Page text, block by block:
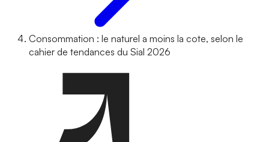
Consommation : le naturel a moins la cote, selon le
cahier de tendances du Sial 2026